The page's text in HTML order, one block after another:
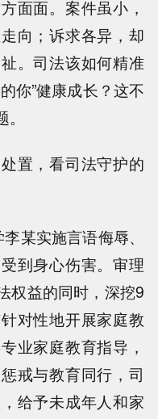
面面。案件虽小，
向；诉求各异，却
。司法该如何精准
你”健康成长？这不
置，看司法守护的
某实施言语侮辱、
到身心伤害。审理
权益的同时，深挖9
对性地开展家庭教
业家庭教育指导，
戒与教育同行，司
给予未成年人和家